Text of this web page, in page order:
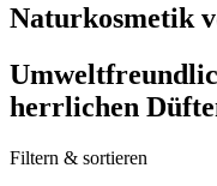
Naturkosmetik
herrlichen
Filtern & sortieren